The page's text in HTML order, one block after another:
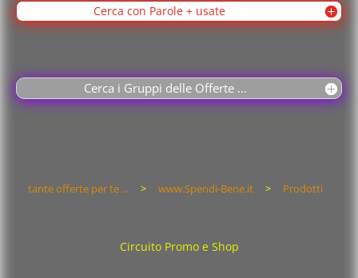
Cerca con Parole + usate
Cerca i Gruppi delle Offerte ...
tante offerte per te ... > www.Spendi-Bene.it > Prodotti
Circuito Promo e Shop